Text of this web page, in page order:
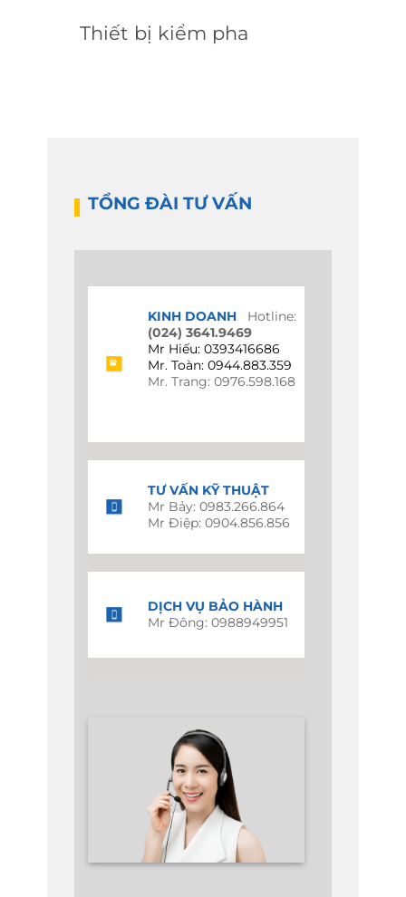
Thiết bị kiểm pha
TỔNG ĐÀI TƯ VẤN
KINH DOANHHotline:
(024) 3641.9469
Mr Hiếu: 0393416686
Mr. Toàn: 0944.883.359
Mr. Trang: 0976.598.168
TƯ VẤN KỸ THUẬT
Mr Bảy: 0983.266.864
Mr Điệp: 0904.856.856
DỊCH VỤ BẢO HÀNH
Mr Đông: 0988949951